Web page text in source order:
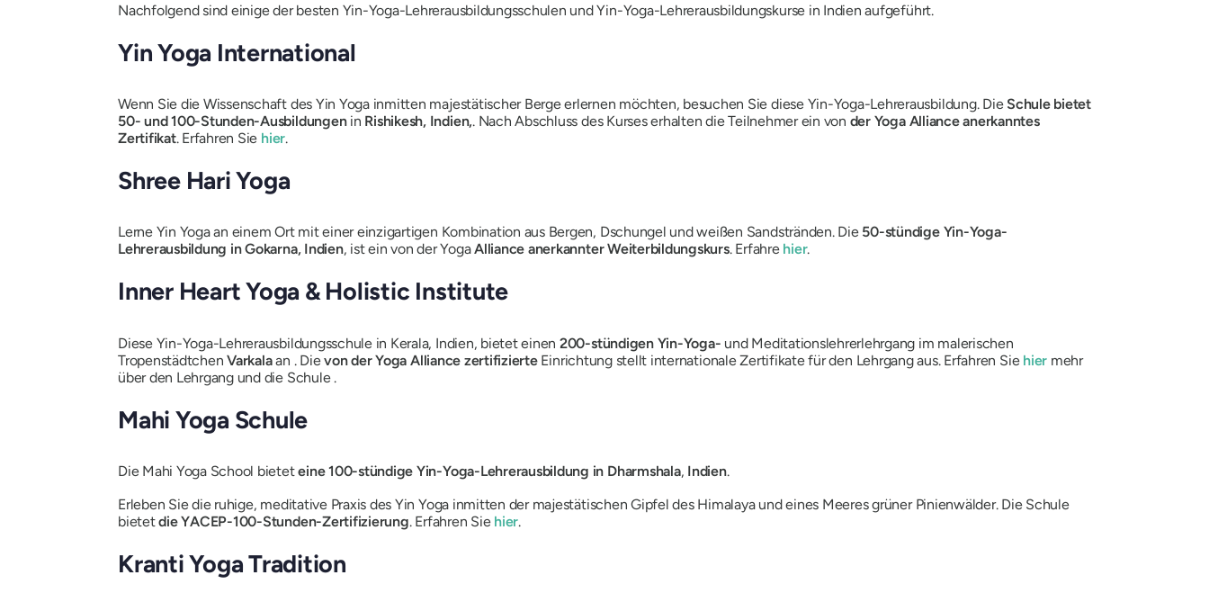
Nachfolgend sind einige der besten Yin-Yoga-Lehrerausbildungsschulen und Yin-Yoga-Lehrerausbildungskurse in Indien aufgeführt.
Yin Yoga International
Wenn Sie die Wissenschaft des Yin Yoga inmitten majestätischer Berge erlernen möchten, besuchen Sie diese Yin-Yoga-Lehrerausbildung. Die Schule bietet
50- und 100-Stunden-Ausbildungenin Rishikesh, Indien,. Nach Abschluss des Kurses erhalten die Teilnehmer ein von der Yoga Alliance anerkanntes
Zertifikat. Erfahren Sie hier.
Shree Hari Yoga
Lerne Yin Yoga an einem Ort mit einer einzigartigen Kombination aus Bergen, Dschungel und weißen Sandstränden. Die 50-stündige Yin-Yoga-
Lehrerausbildung in Gokarna, Indien, ist ein von der YogaAlliance anerkannter Weiterbildungskurs. Erfahre hier.
Inner Heart Yoga & Holistic Institute
Diese Yin-Yoga-Lehrerausbildungsschule in Kerala, Indien, bietet einen 200-stündigen Yin-Yoga- und Meditationslehrerlehrgang im malerischen
TropenstädtchenVarkalaan . Dievon der Yoga Alliance zertifizierteEinrichtung stellt internationale Zertifikate für den Lehrgang aus. Erfahren Sie hier mehr
über den Lehrgang und die Schule .
Mahi Yoga Schule
Die Mahi Yoga School bieteteine 100-stündige Yin-Yoga-Lehrerausbildung in Dharmshala, Indien.
Erleben Sie die ruhige, meditative Praxis des Yin Yoga inmitten der majestätischen Gipfel des Himalaya und eines Meeres grüner Pinienwälder. Die Schule
bietetdie YACEP-100-Stunden-Zertifizierung. Erfahren Sie hier.
Kranti Yoga Tradition